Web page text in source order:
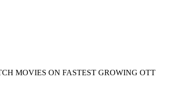
MOVIES ON FASTEST GROWING OTT